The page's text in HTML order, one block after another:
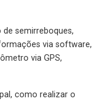
semirreboques,
via software,
via GPS,
como realizar o